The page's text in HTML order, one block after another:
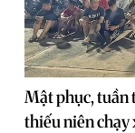
Mật phục, tuần
thiếu niên chạy